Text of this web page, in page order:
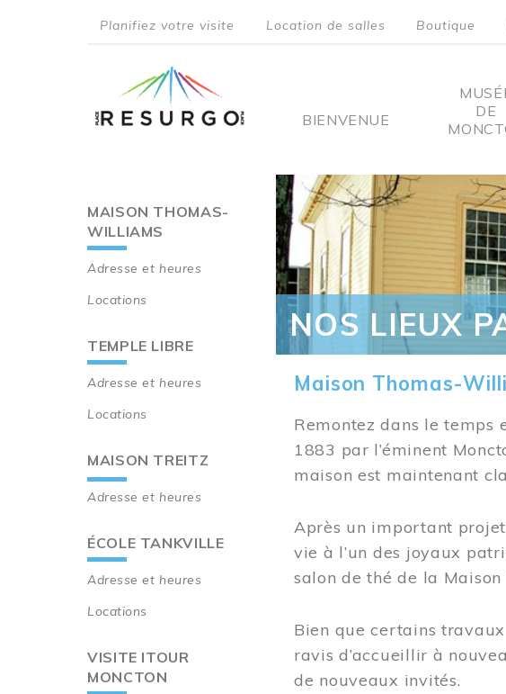
menu
Planifiez votre visite Location de salles Boutique
Main
BIENVENUE
DE
Main
navigation
MAISON THOMAS-
WILLIAMS
Adresse et heures
Locations
TEMPLE LIBRE
Adresse et heures
Locations
MAISON TREITZ
Adresse et heures
ÉCOLE TANKVILLE
Adresse et heures
Locations
VISITE ITOUR
MONCTON
NOS LIEUX
Maison Thomas-
Remontez dans le
1883 par l’éminent
maison est maintenant
Après un important
vie à l’un des joyaux
salon de thé de la
Bien que certains
ravis d’accueillir à
de nouveaux invités.